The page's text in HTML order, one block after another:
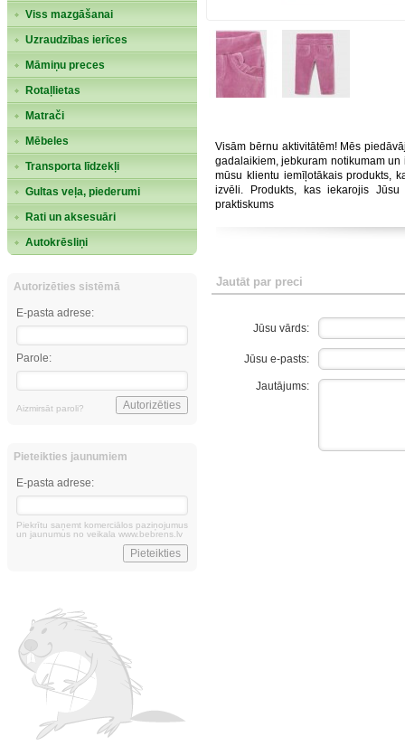
Viss mazgāšanai
Uzraudzības ierīces
Māmiņu preces
Rotaļlietas
Matrači
Mēbeles
Transporta līdzekļi
Gultas veļa, piederumi
Rati un aksesuāri
Autokrēsliņi
Autorizēties sistēmā
E-pasta adrese:
Parole:
Aizmirsāt paroli?
Pieteikties jaunumiem
E-pasta adrese:
Piekrītu saņemt komerciālos paziņojumus
un jaunumus no veikala www.bebrens.lv
Visām bērnu aktivitātēm! Mēs
gadalaikiem, jebkuram notikumam
mūsu klientu iemīļotākais produkts,
izvēli. Produkts, kas iekarojis
praktiskums
Jautāt par preci
Jūsu vārds:
Jūsu e-pasts:
Jautājums: